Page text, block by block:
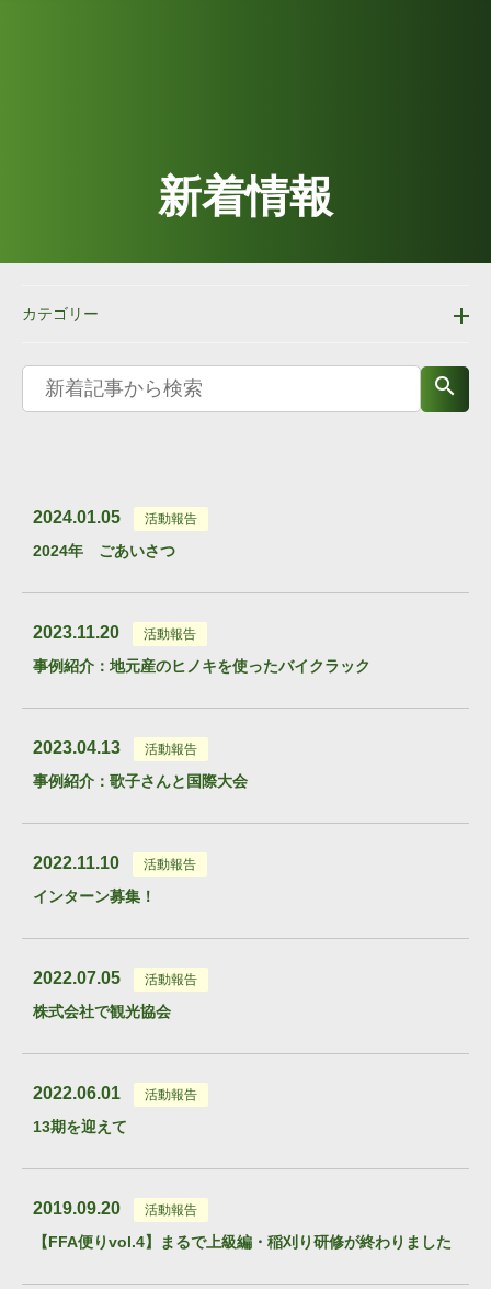
新着情報
カテゴリー
search
2024.01.05 活動報告
2024年 ごあいさつ
2023.11.20 活動報告
事例紹介：地元産のヒノキを使ったバイクラック
2023.04.13 活動報告
事例紹介：歌子さんと国際大会
2022.11.10 活動報告
インターン募集！
2022.07.05 活動報告
株式会社で観光協会
2022.06.01 活動報告
13期を迎えて
2019.09.20 活動報告
【FFA便りvol.4】まるで上級編・稲刈り研修が終わりました